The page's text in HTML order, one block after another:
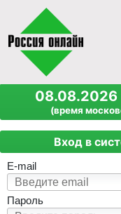
08.08.2026
(время
Вход в
E-mail
Пароль